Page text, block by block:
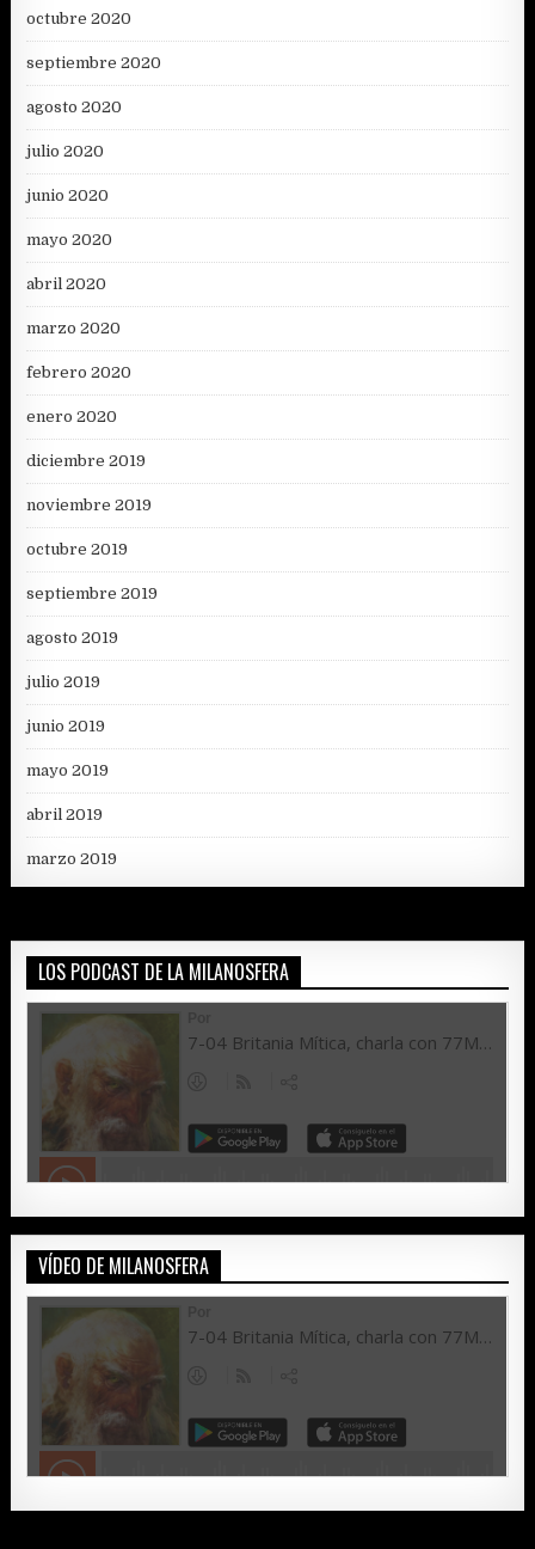
octubre 2020
septiembre 2020
agosto 2020
julio 2020
junio 2020
mayo 2020
abril 2020
marzo 2020
febrero 2020
enero 2020
diciembre 2019
noviembre 2019
octubre 2019
septiembre 2019
agosto 2019
julio 2019
junio 2019
mayo 2019
abril 2019
marzo 2019
LOS PODCAST DE LA MILANOSFERA
VÍDEO DE MILANOSFERA